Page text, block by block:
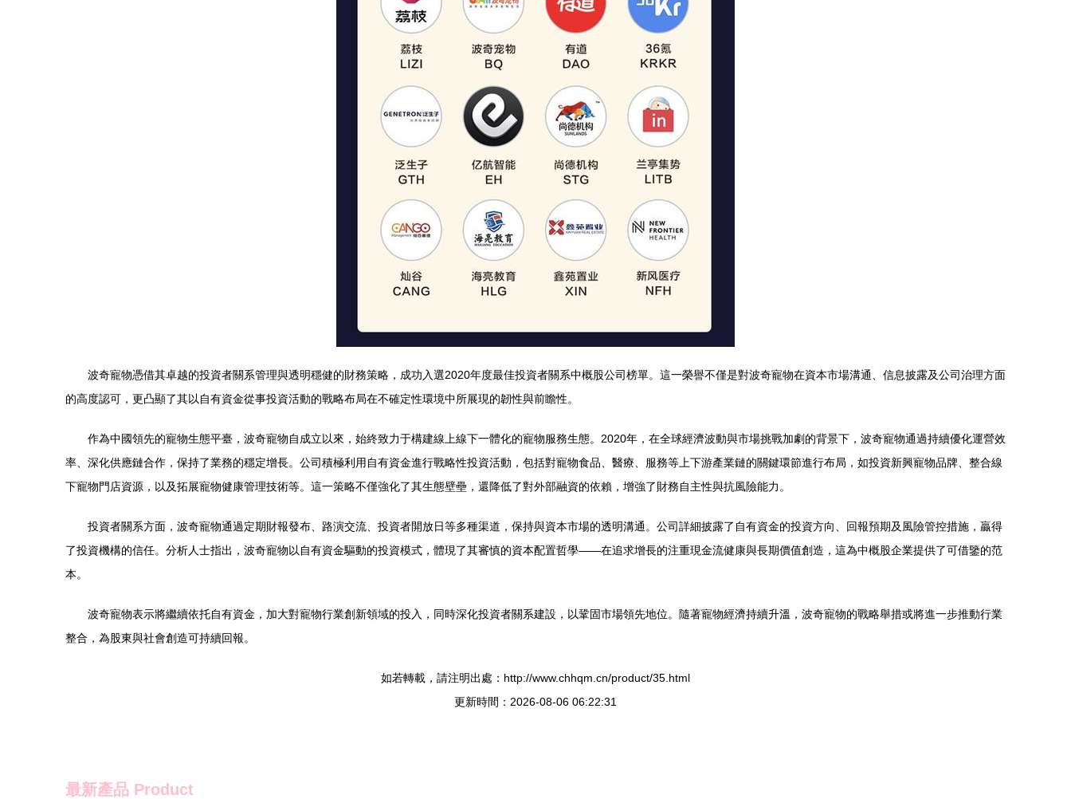
波奇寵物憑借其卓越的投資者關系管理與透明穩健的財務策略，成功入選2020年度最佳投資者關系中概股公司榜單。這一榮譽不僅是對波奇寵物在資本市場溝通、信息披露及公司治理方面
的高度認可，更凸顯了其以自有資金從事投資活動的戰略布局在不確定性環境中所展現的韌性與前瞻性。
作為中國領先的寵物生態平臺，波奇寵物自成立以來，始終致力于構建線上線下一體化的寵物服務生態。2020年，在全球經濟波動與市場挑戰加劇的背景下，波奇寵物通過持續優化運營效
率、深化供應鏈合作，保持了業務的穩定增長。公司積極利用自有資金進行戰略性投資活動，包括對寵物食品、醫療、服務等上下游產業鏈的關鍵環節進行布局，如投資新興寵物品牌、整合線
下寵物門店資源，以及拓展寵物健康管理技術等。這一策略不僅強化了其生態壁壘，還降低了對外部融資的依賴，增強了財務自主性與抗風險能力。
投資者關系方面，波奇寵物通過定期財報發布、路演交流、投資者開放日等多種渠道，保持與資本市場的透明溝通。公司詳細披露了自有資金的投資方向、回報預期及風險管控措施，贏得
了投資機構的信任。分析人士指出，波奇寵物以自有資金驅動的投資模式，體現了其審慎的資本配置哲學——在追求增長的注重現金流健康與長期價值創造，這為中概股企業提供了可借鑒的范
本。
波奇寵物表示將繼續依托自有資金，加大對寵物行業創新領域的投入，同時深化投資者關系建設，以鞏固市場領先地位。隨著寵物經濟持續升溫，波奇寵物的戰略舉措或將進一步推動行業
整合，為股東與社會創造可持續回報。
如若轉載，請注明出處：http://www.chhqm.cn/product/35.html
更新時間：2026-08-06 06:22:31
最新產品 Product